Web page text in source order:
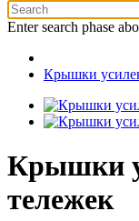
Enter search phase
Крышки
Крышки
тележек